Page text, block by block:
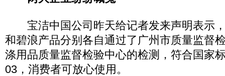
宝洁中国公司昨天给记者发来声明表示
和碧浪产品分别各自通过了广州市质量监督
涤用品质量监督检验中心的检测，符合国家
03，消费者可放心使用。